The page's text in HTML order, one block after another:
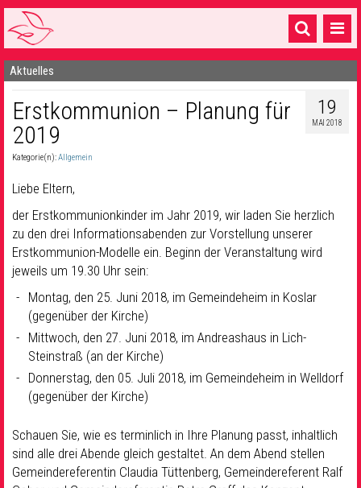
Startseite
1 Pfarrei
16 Gemeinden & mehr
Gemeinschaft & Soziales
Musik& Kultur
Seelsorge & Kontakt
Aktuelles
19
MAI 2018
Erstkommunion – Planung für
2019
Kategorie(n):Allgemein
Liebe Eltern,
der Erstkommunionkinder im Jahr 2019, wir laden Sie herzlich
zu den drei Informationsabenden zur Vorstellung unserer
Erstkommunion-Modelle ein. Beginn der Veranstaltung wird
jeweils um 19.30 Uhr sein:
Montag, den 25. Juni 2018, im Gemeindeheim in Koslar
(gegenüber der Kirche)
Mittwoch, den 27. Juni 2018, im Andreashaus in Lich-
Steinstraß (an der Kirche)
Donnerstag, den 05. Juli 2018, im Gemeindeheim in Welldorf
(gegenüber der Kirche)
Schauen Sie, wie es terminlich in Ihre Planung passt, inhaltlich
sind alle drei Abende gleich gestaltet. An dem Abend stellen
Gemeindereferentin Claudia Tüttenberg, Gemeindereferent Ralf